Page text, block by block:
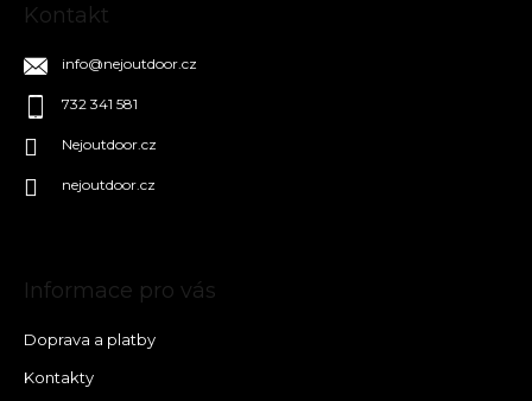
Kontakt
info@nejoutdoor.cz
732 341 581
Nejoutdoor.cz
nejoutdoor.cz
Informace pro vás
Doprava a platby
Kontakty